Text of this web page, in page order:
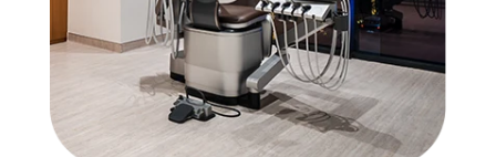
Khám tai mũi họng
Khám da liễu
Khám mắt